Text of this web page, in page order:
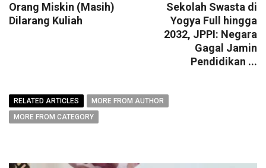
Orang Miskin (Masih)
Dilarang Kuliah
Sekolah Swasta di
Yogya Full hingga
2032, JPPI: Negara
Gagal Jamin
Pendidikan ...
RELATED ARTICLES
MORE FROM AUTHOR
MORE FROM CATEGORY